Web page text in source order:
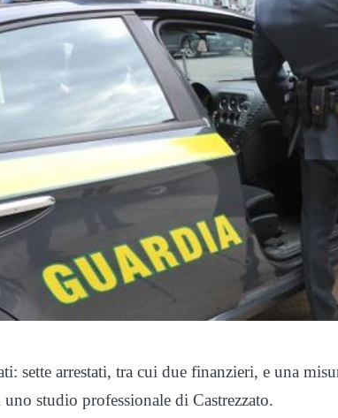
sette arrestati, tra cui due finanzieri, e una
studio professionale di Castrezzato.